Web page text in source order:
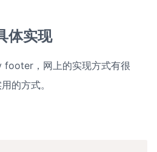
体实现
，网上的实现方式有很
的方式。